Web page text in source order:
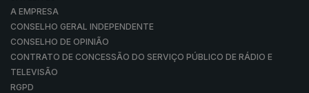
A EMPRESA
CONSELHO GERAL INDEPENDENTE
CONSELHO DE OPINIÃO
CONTRATO DE CONCESSÃO DO SERVIÇO PÚBLICO DE RÁDIO E
TELEVISÃO
RGPD